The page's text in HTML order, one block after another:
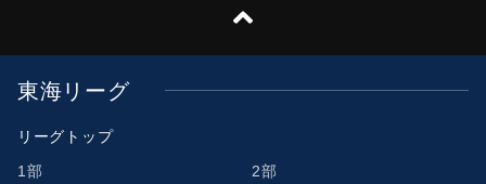
東海リーグ
リーグトップ
1部
2部